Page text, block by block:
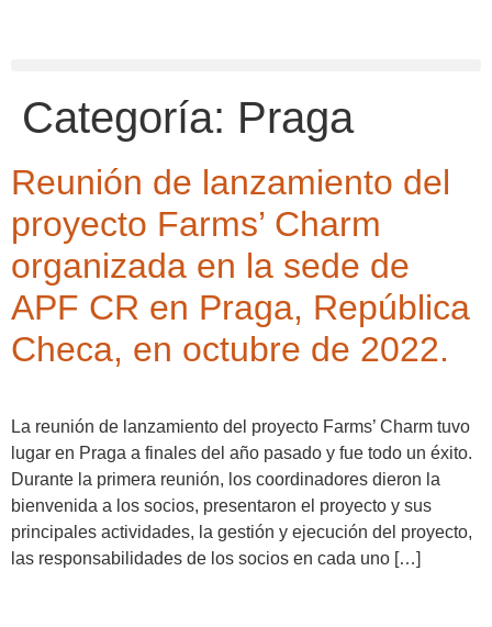
Categoría: Praga
Reunión de lanzamiento del
proyecto Farms’ Charm
organizada en la sede de
APF CR en Praga, República
Checa, en octubre de 2022.
La reunión de lanzamiento del proyecto Farms’ Charm tuvo
lugar en Praga a finales del año pasado y fue todo un éxito.
Durante la primera reunión, los coordinadores dieron la
bienvenida a los socios, presentaron el proyecto y sus
principales actividades, la gestión y ejecución del proyecto,
las responsabilidades de los socios en cada uno […]